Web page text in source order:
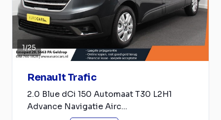
1/25
Renault Trafic
2.0 Blue dCi 150 Automaat T30 L2H1
Advance Navigatie Airc...